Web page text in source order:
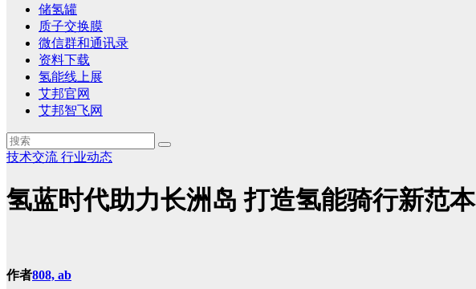
储氢罐
质子交换膜
微信群和通讯录
资料下载
氢能线上展
艾邦官网
艾邦智飞网
技术交流 行业动态
氢蓝时代助力长洲岛 打造氢能骑行新范本
作者808, ab